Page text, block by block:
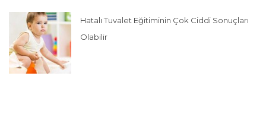
Hatalı Tuvalet Eğitiminin Çok Ciddi Sonuçları
Olabilir